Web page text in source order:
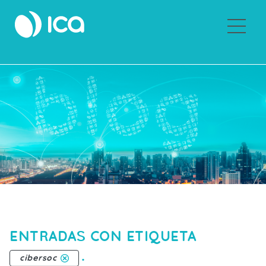
ENTRADAS CON ETIQUETA
cibersoc .